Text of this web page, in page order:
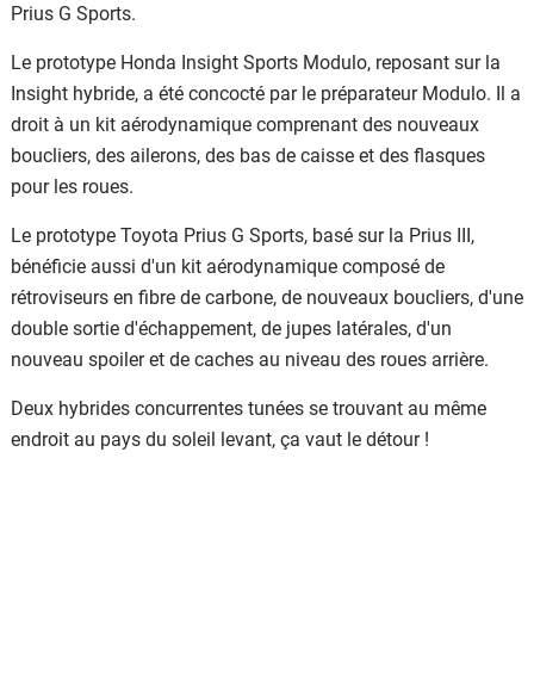
Prius G Sports.
Le prototype Honda Insight Sports Modulo, reposant sur la
Insight hybride, a été concocté par le préparateur Modulo. Il a
droit à un kit aérodynamique comprenant des nouveaux
boucliers, des ailerons, des bas de caisse et des flasques
pour les roues.
Le prototype Toyota Prius G Sports, basé sur la Prius III,
bénéficie aussi d'un kit aérodynamique composé de
rétroviseurs en fibre de carbone, de nouveaux boucliers, d'une
double sortie d'échappement, de jupes latérales, d'un
nouveau spoiler et de caches au niveau des roues arrière.
Deux hybrides concurrentes tunées se trouvant au même
endroit au pays du soleil levant, ça vaut le détour !